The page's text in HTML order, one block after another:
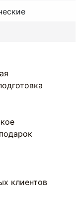
клиентов